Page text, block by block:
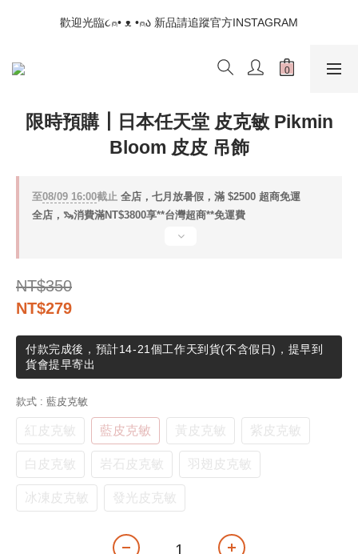
📣如果遇到結帳沒有反應，請另開瀏覽器 (不要直接從ig連結網站
下單)
歡迎光臨૮⍝• ᴥ •⍝ა 新品請追蹤官方INSTAGRAM
📣如果遇到結帳沒有反應，請另開瀏覽器 (不要直接從ig連結網站
限時預購┃日本任天堂 皮克敏 Pikmin
Bloom 皮皮 吊飾
至08/09 16:00截止 全店，七月放暑假，滿 $2500 超商免運
全店，🦦消費滿NT$3800享**台灣超商**免運費
NT$350
NT$279
付款完成後，預計14-21個工作天到貨(不含假日)，提早到
貨會提早寄出
款式 : 藍皮克敏
紅皮克敏 藍皮克敏 黃皮克敏 紫皮克敏
白皮克敏 岩石皮克敏 羽翅皮克敏
冰凍皮克敏 發光皮克敏